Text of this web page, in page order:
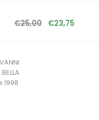
€25,00 €23,75